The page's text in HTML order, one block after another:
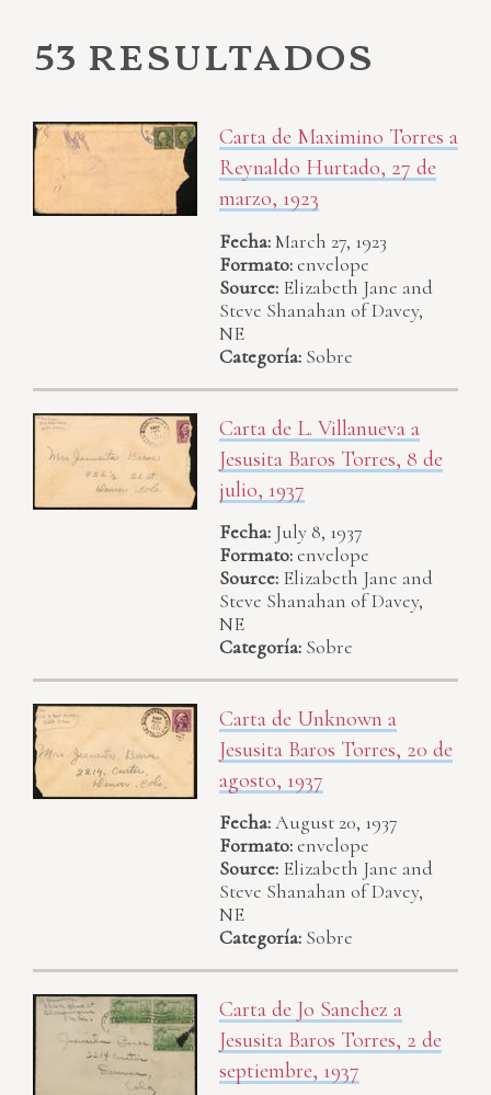
53 resultados
Carta de Maximino Torres a
Reynaldo Hurtado, 27 de
marzo, 1923
Fecha:March 27, 1923
Formato:envelope
Source: Elizabeth Jane and
Steve Shanahan of Davey,
NE
Categoría: Sobre
Carta de L. Villanueva a
Jesusita Baros Torres, 8 de
julio, 1937
Fecha: July 8, 1937
Formato:envelope
Source: Elizabeth Jane and
Steve Shanahan of Davey,
NE
Categoría: Sobre
Carta de Unknown a
Jesusita Baros Torres, 20 de
agosto, 1937
Fecha:August 20, 1937
Formato:envelope
Source: Elizabeth Jane and
Steve Shanahan of Davey,
NE
Categoría: Sobre
Carta de Jo Sanchez a
Jesusita Baros Torres, 2 de
septiembre, 1937